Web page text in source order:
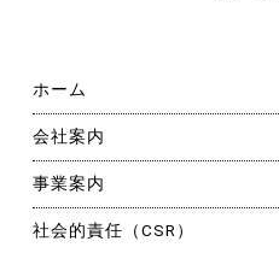
ホーム
会社案内
事業案内
社会的責任（CSR）